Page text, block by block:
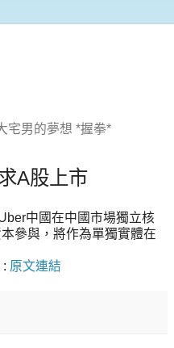
宅男的夢想 *握拳*
A股上市
中國在中國市場獨立核
參與，將作為單獨實體在
: 原文連結